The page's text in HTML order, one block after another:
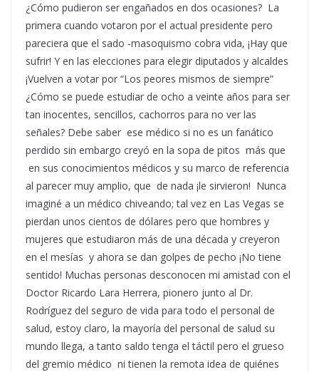
¿Cómo pudieron ser engañados en dos ocasiones? La
primera cuando votaron por el actual presidente pero
pareciera que el sado -masoquismo cobra vida, ¡Hay que
sufrir! Y en las elecciones para elegir diputados y alcaldes
¡Vuelven a votar por “Los peores mismos de siempre”
¿Cómo se puede estudiar de ocho a veinte años para ser
tan inocentes, sencillos, cachorros para no ver las
señales? Debe saber ese médico si no es un fanático
perdido sin embargo creyó en la sopa de pitos más que
en sus conocimientos médicos y su marco de referencia
al parecer muy amplio, que de nada ¡le sirvieron! Nunca
imaginé a un médico chiveando; tal vez en Las Vegas se
pierdan unos cientos de dólares pero que hombres y
mujeres que estudiaron más de una década y creyeron
en el mesías y ahora se dan golpes de pecho ¡No tiene
sentido! Muchas personas desconocen mi amistad con el
Doctor Ricardo Lara Herrera, pionero junto al Dr.
Rodríguez del seguro de vida para todo el personal de
salud, estoy claro, la mayoría del personal de salud su
mundo llega, a tanto saldo tenga el táctil pero el grueso
del gremio médico ni tienen la remota idea de quiénes